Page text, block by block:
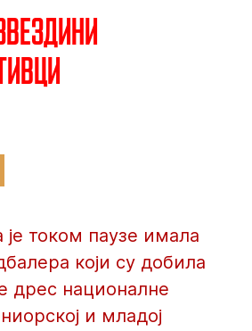
је током паузе имала
који су добила
дрес националне
и младој